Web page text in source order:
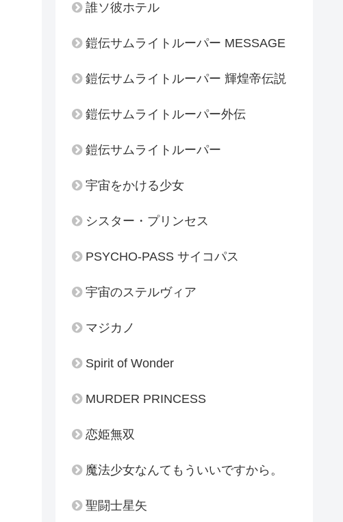
誰ソ彼ホテル
鎧伝サムライトルーパー MESSAGE
鎧伝サムライトルーパー 輝煌帝伝説
鎧伝サムライトルーパー外伝
鎧伝サムライトルーパー
宇宙をかける少女
シスター・プリンセス
PSYCHO-PASS サイコパス
宇宙のステルヴィア
マジカノ
Spirit of Wonder
MURDER PRINCESS
恋姫無双
魔法少女なんてもういいですから。
聖闘士星矢